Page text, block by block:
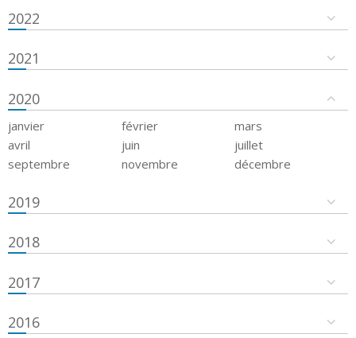
2022
2021
2020
janvier février
mars
avril
juin
juillet
septembre
novembre décembre
2019
2018
2017
2016